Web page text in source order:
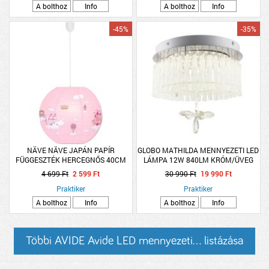
A bolthoz
Info
A bolthoz
Info
NÄVE NÄVE JAPÁN PAPÍR
FÜGGESZTÉK HERCEGNŐS 40CM
KEREK
-45%
4 699 Ft 2 599 Ft
Praktiker
A bolthoz
Info
GLOBO MATHILDA MENNYEZETI LED
LÁMPA 12W 840LM KRÓM/ÜVEG
KRISTÁLY VIRÁGGAL
-35%
30 990 Ft 19 990 Ft
Praktiker
A bolthoz
Info
Többi AVIDE Avide LED mennyezeti... listázása